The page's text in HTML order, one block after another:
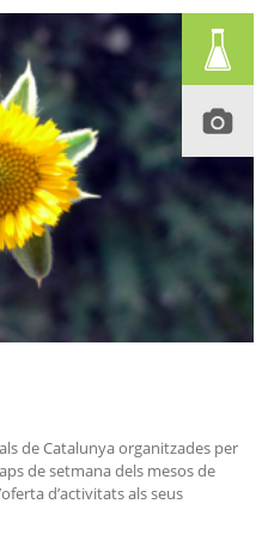
de Catalunya organitzades per
de setmana dels mesos de
d’activitats als seus